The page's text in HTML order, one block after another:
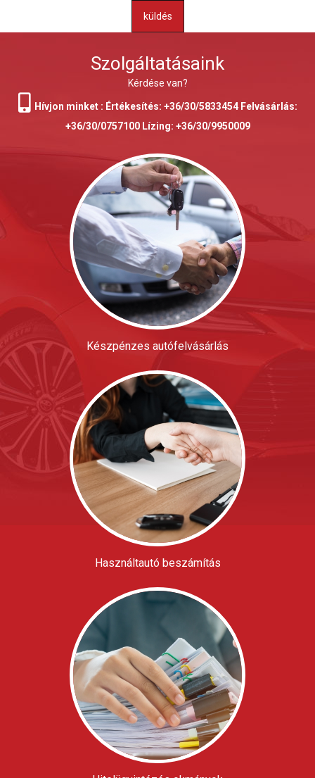
küldés
Szolgáltatásaink
Kérdése van?
Hívjon minket : Értékesítés: +36/30/5833454 Felvásárlás:
+36/30/0757100 Lízing: +36/30/9950009
Készpénzes autófelvásárlás
Használtautó beszámítás